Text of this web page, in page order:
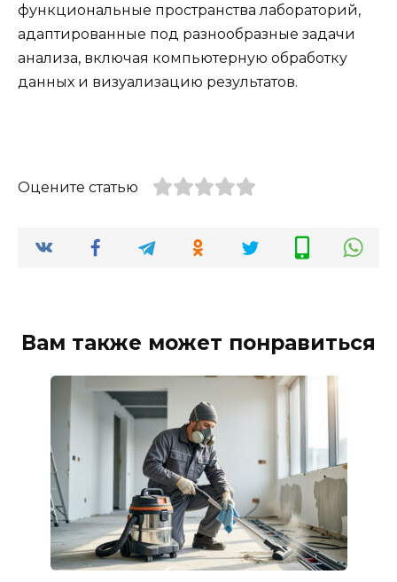
функциональные пространства лабораторий,
адаптированные под разнообразные задачи
анализа, включая компьютерную обработку
данных и визуализацию результатов.
Оцените статью
Вам также может понравиться